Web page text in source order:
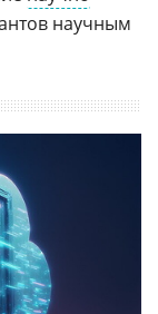
научным